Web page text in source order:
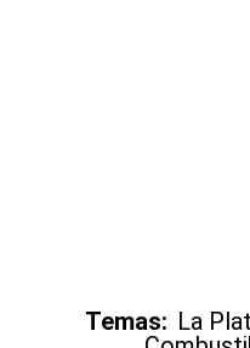
Temas: La